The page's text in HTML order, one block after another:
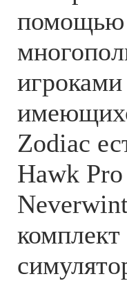
помощью
Zodiac
Hawk